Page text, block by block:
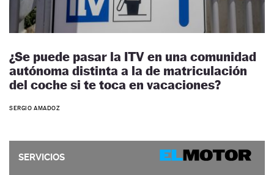
¿Se puede pasar la ITV en una comunidad
autónoma distinta a la de matriculación
del coche si te toca en vacaciones?
SERGIO AMADOZ